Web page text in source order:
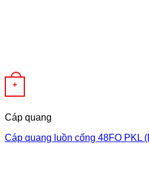
+
Cáp quang
Cáp quang luồn cống 48FO PKL